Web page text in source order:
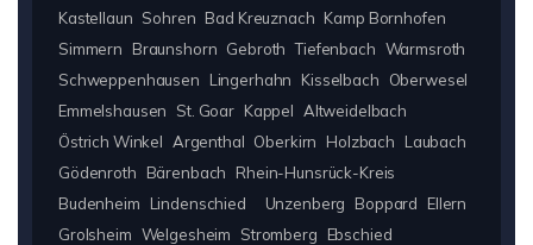
Kastellaun Sohren Bad Kreuznach Kamp Bornhofen
Simmern
Braunshorn Gebroth Tiefenbach Warmsroth
Schweppenhausen
Lingerhahn Kisselbach
Oberwesel
Emmelshausen
St. Goar Kappel Altweidelbach
Östrich Winkel Argenthal Oberkirn Holzbach
Laubach
Gödenroth
Bärenbach
Rhein-Hunsrück-Kreis
Budenheim
Lindenschied Unzenberg Boppard
Ellern
Grolsheim Welgesheim Stromberg
Ebschied